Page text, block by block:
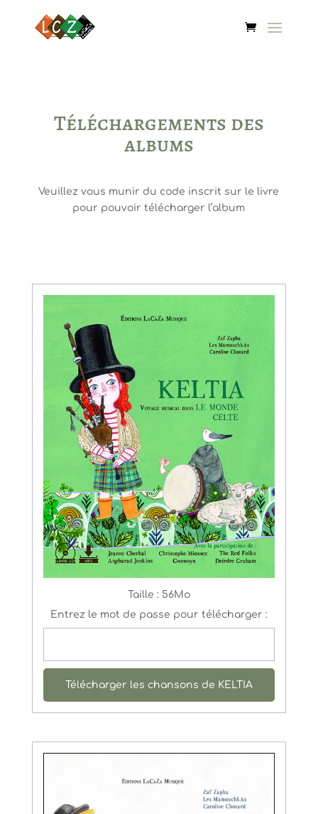
Téléchargements des
albums
Veuillez vous munir du code inscrit sur le livre
pour pouvoir télécharger l’album
Taille : 56Mo
Entrez le mot de passe pour télécharger :
Télécharger les chansons de KELTIA